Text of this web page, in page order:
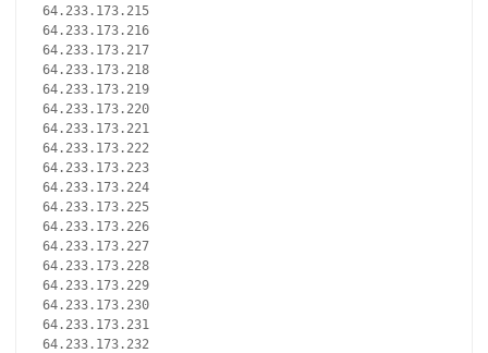
64.233.173.215
64.233.173.216
64.233.173.217
64.233.173.218
64.233.173.219
64.233.173.220
64.233.173.221
64.233.173.222
64.233.173.223
64.233.173.224
64.233.173.225
64.233.173.226
64.233.173.227
64.233.173.228
64.233.173.229
64.233.173.230
64.233.173.231
64.233.173.232